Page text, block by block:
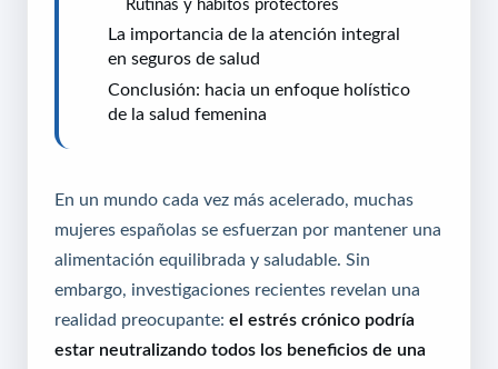
Rutinas y hábitos protectores
La importancia de la atención integral
en seguros de salud
Conclusión: hacia un enfoque holístico
de la salud femenina
En un mundo cada vez más acelerado, muchas
mujeres españolas se esfuerzan por mantener una
alimentación equilibrada y saludable. Sin
embargo, investigaciones recientes revelan una
realidad preocupante: el estrés crónico podría
estar neutralizando todos los beneficios de una